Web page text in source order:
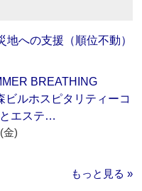
への支援（順位不動）
BREATHING
ビルホスピタリティーコ
エステ…
金)
もっと見る »